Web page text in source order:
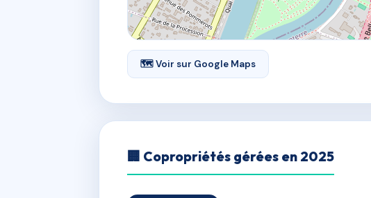
🗺 Voir sur Google Maps
🏢 Copropriétés gérées en 2025